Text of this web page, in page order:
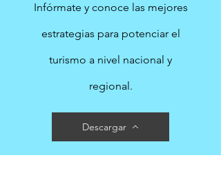
Infórmate y conoce las mejores
estrategias para potenciar el
turismo a nivel nacional y
regional.
Descargar